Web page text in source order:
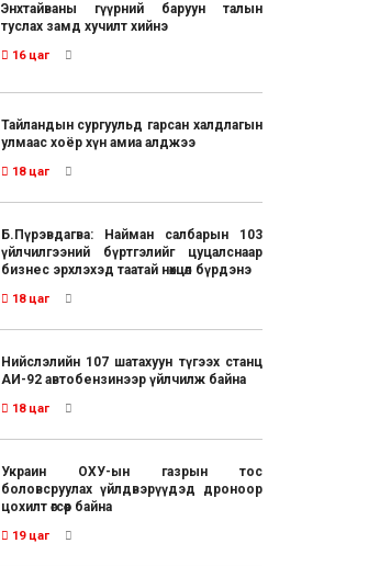
Энхтайваны гүүрний баруун талын
туслах замд хучилт хийнэ
16 цаг
Тайландын сургуульд гарсан халдлагын
улмаас хоёр хүн амиа алджээ
18 цаг
Б.Пүрэвдагва: Найман салбарын 103
үйлчилгээний бүртгэлийг цуцалснаар
бизнес эрхлэхэд таатай нөхцөл бүрдэнэ
18 цаг
Нийслэлийн 107 шатахуун түгээх станц
АИ-92 автобензинээр үйлчилж байна
18 цаг
Украин ОХУ-ын газрын тос
боловсруулах үйлдвэрүүдэд дроноор
цохилт өгсөөр байна
19 цаг